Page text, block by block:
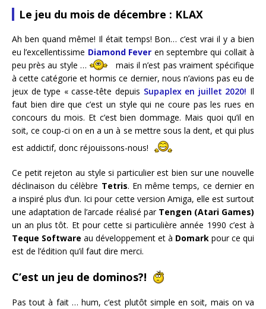
Le jeu du mois de décembre : KLAX
Ah ben quand même! Il était temps! Bon… c’est vrai il y a bien
eu l’excellentissime Diamond Fever en septembre qui collait à
peu près au style …
mais il n’est pas vraiment spécifique
à cette catégorie et hormis ce dernier, nous n’avions pas eu de
jeux de type « casse-tête depuis Supaplex en juillet 2020! Il
faut bien dire que c’est un style qui ne coure pas les rues en
concours du mois. Et c’est bien dommage. Mais quoi qu’il en
soit, ce coup-ci on en a un à se mettre sous la dent, et qui plus
est addictif, donc réjouissons-nous!
Ce petit rejeton au style si particulier est bien sur une nouvelle
déclinaison du célèbre Tetris. En même temps, ce dernier en
a inspiré plus d’un. Ici pour cette version Amiga, elle est surtout
une adaptation de l’arcade réalisé par Tengen (Atari Games)
un an plus tôt. Et pour cette si particulière année 1990 c’est à
Teque Software au développement et à Domark pour ce qui
est de l’édition qu’il faut dire merci.
C’est un jeu de dominos?!
Pas tout à fait … hum, c’est plutôt simple en soit, mais on va